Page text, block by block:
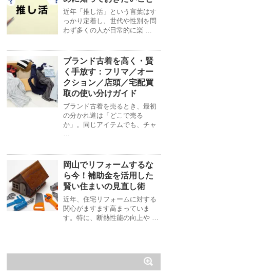
近年「推し活」という言葉はす
っかり定着し、世代や性別を問
わず多くの人が日常的に楽 …
ブランド古着を高く・賢
く手放す：フリマ／オー
クション／店頭／宅配買
取の使い分けガイド
ブランド古着を売るとき、最初
の分かれ道は「どこで売る
か」。同じアイテムでも、チャ
…
岡山でリフォームするな
ら今！補助金を活用した
賢い住まいの見直し術
近年、住宅リフォームに対する
関心がますます高まっていま
す。特に、断熱性能の向上や …